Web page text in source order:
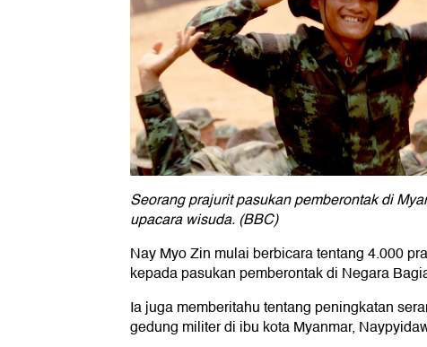
Seorang prajurit pasukan pemberontak di
upacara wisuda. (BBC)
Nay Myo Zin mulai berbicara tentang 4.000
kepada pasukan pemberontak di Negara
Ia juga memberitahu tentang peningkatan
gedung militer di ibu kota Myanmar,